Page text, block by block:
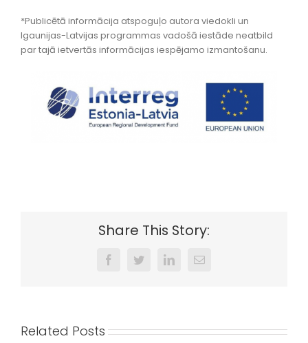
*Publicētā informācija atspoguļo autora viedokli un
Igaunijas-Latvijas programmas vadošā iestāde neatbild
par tajā ietvertās informācijas iespējamo izmantošanu.
Share This Story:
FacebookTwitterLinkedInEmail
Related Posts